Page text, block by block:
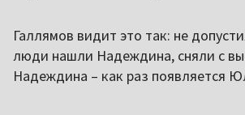
Галлямов видит это так: не
люди нашли Надеждина, сняли с
Надеждина – как раз появляется